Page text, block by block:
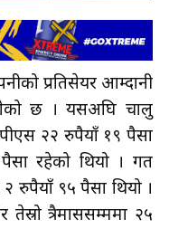
प्रतिसेयर आम्दानी
छ । यसअघि चालु
२२ रुपैयाँ १९ पैसा
रहेको थियो । गत
रुपैयाँ ९५ पैसा थियो ।
त्रैमाससम्ममा २५